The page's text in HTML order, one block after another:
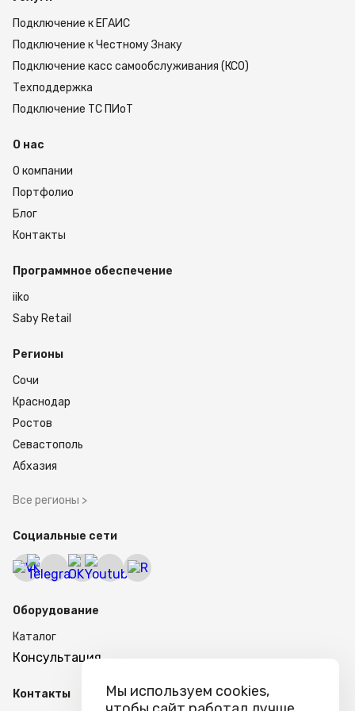
Подключение к ЕГАИС
Подключение к Честному Знаку
Подключение касс самообслуживания (КСО)
Техподдержка
Подключение ТС ПИоТ
О нас
О компании
Портфолио
Блог
Контакты
Программное обеспечение
iiko
Saby Retail
Регионы
Сочи
Краснодар
Ростов
Севастополь
Абхазия
Все регионы >
Социальные сети
Оборудование
Каталог
Консультация
Контакты
Мы используем cookies,